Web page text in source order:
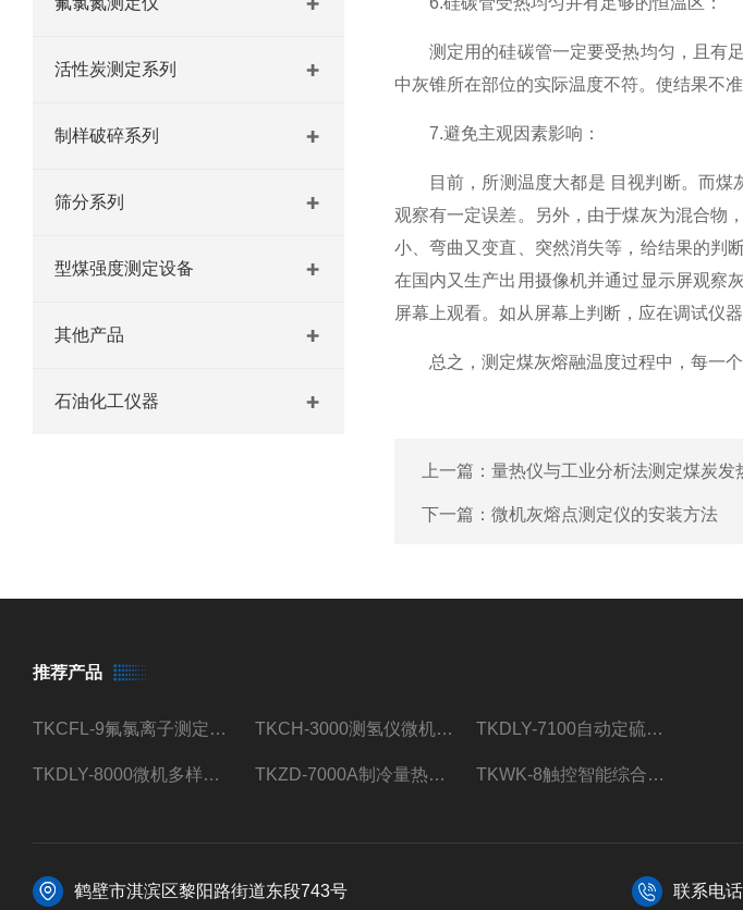
活性炭测定系列
制样破碎系列
筛分系列
型煤强度测定设备
其他产品
石油化工仪器
测定用的硅碳管一定要受热均匀，且有足
中灰锥所在部位的实际温度不符。使结果不准
7.避免主观因素影响：
目前，所测温度大都是 目视判断。而煤
观察有一定误差。另外，由于煤灰为混合物
小、弯曲又变直、突然消失等，给结果的判
在国内又生产出用摄像机并通过显示屏观察
屏幕上观看。如从屏幕上判断，应在调试仪
总之，测定煤灰熔融温度过程中，每一个
上一篇： 量热仪与工业分析法测定煤炭发
下一篇： 微机灰熔点测定仪的安装方法
推荐产品
TKCFL-9氟氯离子测定仪自动煤质检测 TKCH-3000测氢仪微机氢元素测定煤质检测 TKDLY-7100自动定硫仪自动送样测硫仪触控操作
TKDLY-8000微机多样测硫仪自动定硫仪化验室硫含量测定 TKZD-7000A制冷量热仪自动升降热值仪煤质检测 TKWK-8触控智能综合吸附仪煤炭活性炭测定
鹤壁市淇滨区黎阳路街道东段743号 联系电话